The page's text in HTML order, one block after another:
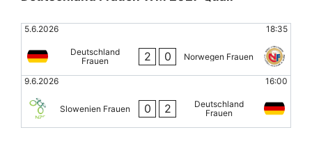
5.6.2026 18:35
Deutschland
Frauen
2 0 Norwegen Frauen
9.6.2026 16:00
Slowenien Frauen 0 2
Deutschland
Frauen